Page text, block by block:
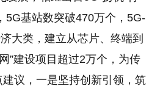
5G基站数突破470万个，5G-
大类，建立从芯片、终端到
”建设项目超过2万个，为传
议，一是坚持创新引领，筑